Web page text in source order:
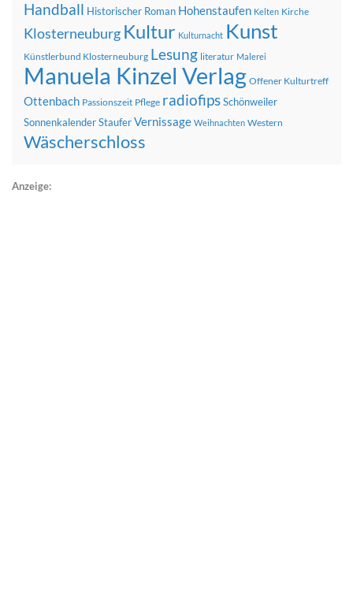
Handball Historischer Roman Hohenstaufen Kelten Kirche
Klosterneuburg Kultur Kulturnacht Kunst
Künstlerbund Klosterneuburg Lesung literatur Malerei
Manuela Kinzel Verlag Offener Kulturtreff
Ottenbach Passionszeit Pflege radiofipsSchönweiler
SonnenkalenderStauferVernissage Weihnachten Western
Wäscherschloss
Anzeige: